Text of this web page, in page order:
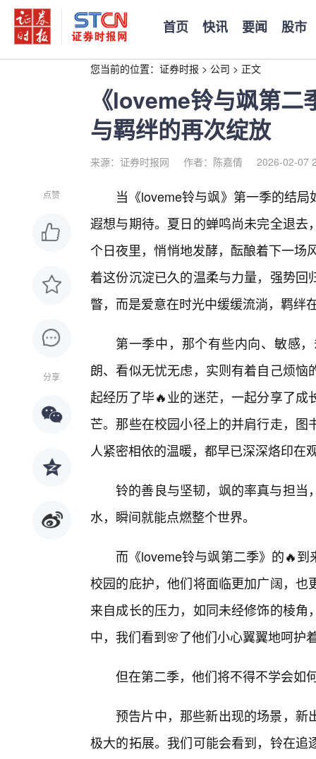
首页 快讯 要闻 股市
您当前的位置： 证券时报 > 公司 > 正文
《loveme铃与飒第
与羁绊的再次绽放
来源：证券时报网 作者：陈嘉倩 2026-02-07
点赞
分享
当《loveme铃与飒》第一季的结
遐想与期待。夏日的蝉鸣尚未完全退
个日夜里，悄悄地发酵，酝酿着下一场
着这份沉淀已久的温柔与力量，强势
瞥，而是爱意在时光中缓缓流淌，羁绊
第一季中，那个有些内向、敏感
朗、看似无忧无虑，实则有着自己烦
起经历了毕🔥业的迷茫，一起分享了
芒。那些在校园小径上的并肩行走，
人紧密相依的温暖，都早已深深烙印在
铃的善良与坚韧，飒的率真与担当
水，瞬间就能点燃整个世界。
而《loveme铃与飒第二季》的🔥
校园的庇护，他们将面临更加广阔，
来自成长的压力，如同未经修饰的棱
中，我们看到🌸了他们小心翼翼地呵护
但在第二季，他们将不得不学会如
预告片中，那些新出现的场景，新
极大的拓展。我们可能会看到，铃在